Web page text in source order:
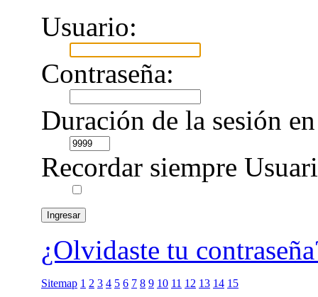
Usuario:
Contraseña:
Duración de la sesión
Recordar siempre
¿Olvidaste tu
Sitemap 1 2 3 4 5 6 7 8 9 10 11 12 13 14 15